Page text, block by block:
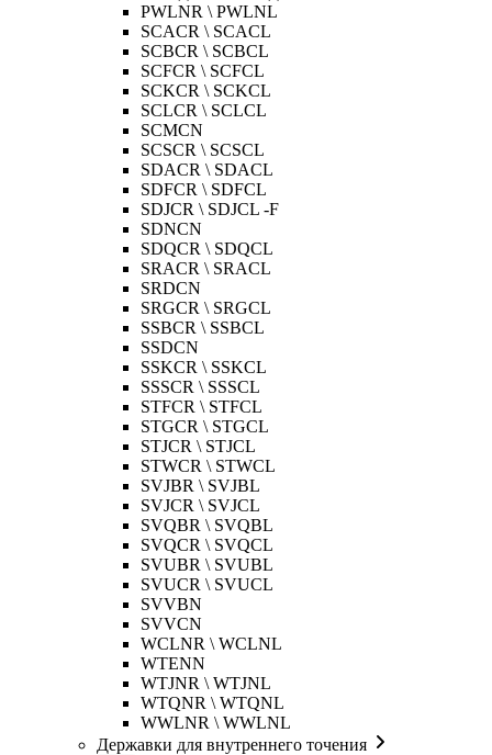
PWLNR \ PWLNL
SCACR \ SCACL
SCBCR \ SCBCL
SCFCR \ SCFCL
SCKCR \ SCKCL
SCLCR \ SCLCL
SCMCN
SCSCR \ SCSCL
SDACR \ SDACL
SDFCR \ SDFCL
SDJCR \ SDJCL -F
SDNCN
SDQCR \ SDQCL
SRACR \ SRACL
SRDCN
SRGCR \ SRGCL
SSBCR \ SSBCL
SSDCN
SSKCR \ SSKCL
SSSCR \ SSSCL
STFCR \ STFCL
STGCR \ STGCL
STJCR \ STJCL
STWCR \ STWCL
SVJBR \ SVJBL
SVJCR \ SVJCL
SVQBR \ SVQBL
SVQCR \ SVQCL
SVUBR \ SVUBL
SVUCR \ SVUCL
SVVBN
SVVCN
WCLNR \ WCLNL
WTENN
WTJNR \ WTJNL
WTQNR \ WTQNL
WWLNR \ WWLNL
Державки для внутреннего точения